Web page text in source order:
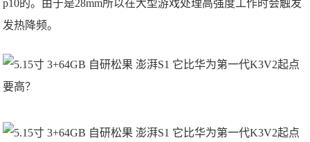
p10的。由于是28mm所以在大型游戏处理高强度工作时会触发
发热降频。